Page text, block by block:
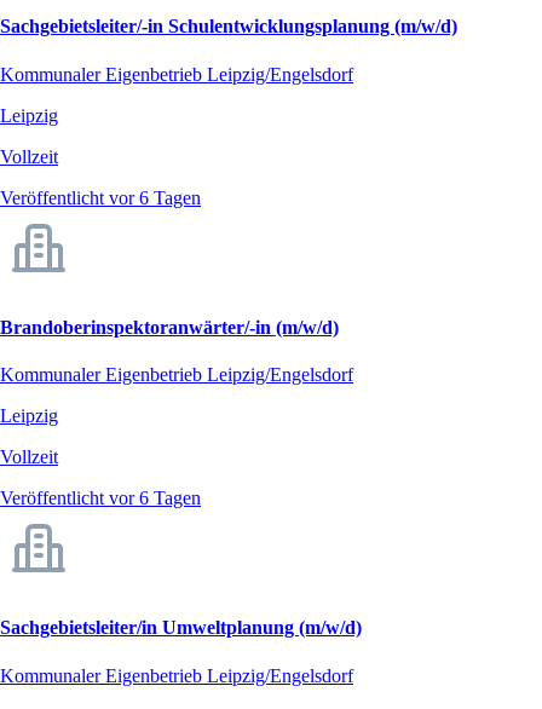
Sachgebietsleiter/-in Schulentwicklungsplanung (m/w/d)
Kommunaler Eigenbetrieb Leipzig/Engelsdorf
Leipzig
Vollzeit
Veröffentlicht vor 6 Tagen
Brandoberinspektoranwärter/-in (m/w/d)
Kommunaler Eigenbetrieb Leipzig/Engelsdorf
Leipzig
Vollzeit
Veröffentlicht vor 6 Tagen
Sachgebietsleiter/in Umweltplanung (m/w/d)
Kommunaler Eigenbetrieb Leipzig/Engelsdorf